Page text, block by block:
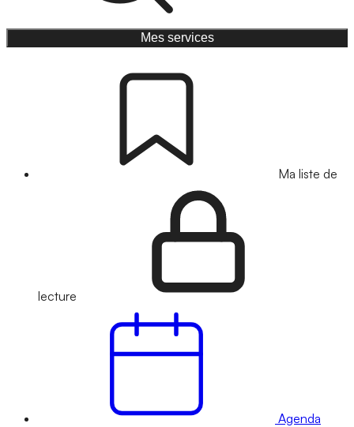
Mes services
Ma liste de
lecture
Agenda